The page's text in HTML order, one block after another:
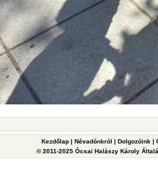
Kezdőlap | Névadónkról | Dolgozóink |
© 2011-2025 Ócsai Halászy Károly